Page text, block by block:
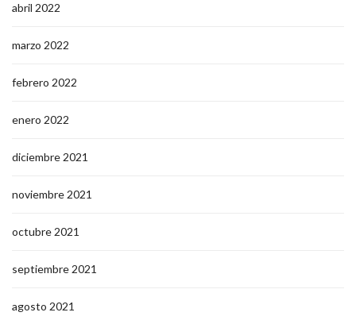
abril 2022
marzo 2022
febrero 2022
enero 2022
diciembre 2021
noviembre 2021
octubre 2021
septiembre 2021
agosto 2021